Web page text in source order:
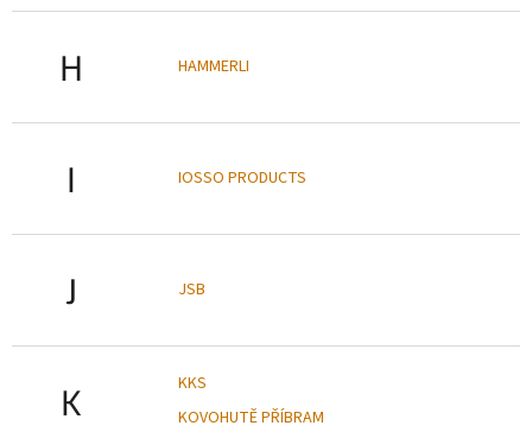
H HAMMERLI
I IOSSO PRODUCTS
J JSB
K
KKS
KOVOHUTĚ PŘÍBRAM